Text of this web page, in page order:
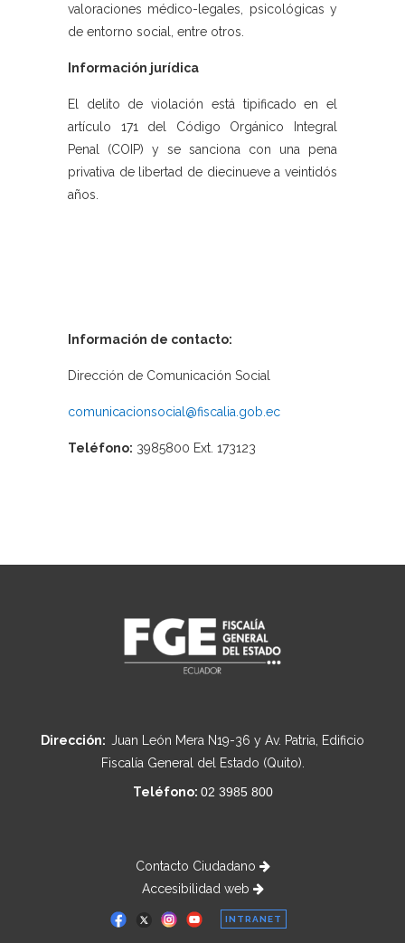
valoraciones médico-legales, psicológicas y
de entorno social, entre otros.
Información jurídica
El delito de violación está tipificado en el
artículo 171 del Código Orgánico Integral
Penal (COIP) y se sanciona con una pena
privativa de libertad de diecinueve a veintidós
años.
Información de contacto:
Dirección de Comunicación Social
comunicacionsocial@fiscalia.gob.ec
Teléfono: 3985800 Ext. 173123
Dirección: Juan León Mera N19-36 y Av. Patria, Edificio
Fiscalía General del Estado (Quito).
Teléfono: 02 3985 800
Contacto Ciudadano
Accesibilidad web
INTRANET